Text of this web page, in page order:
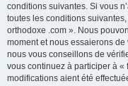
conditions suivantes. Si vous
toutes les conditions
orthodoxe .com ». Nous
moment et nous essaierons
nous vous conseillons de
vous continuez à participer à
modifications aient été